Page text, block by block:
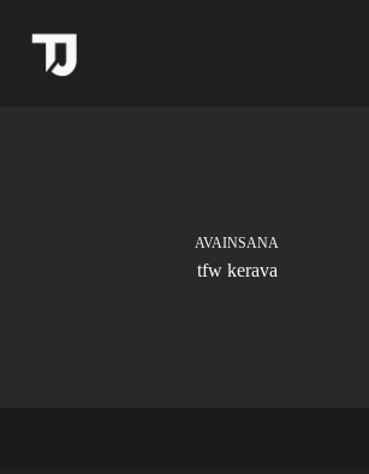
AVAINSANA
tfw kerava